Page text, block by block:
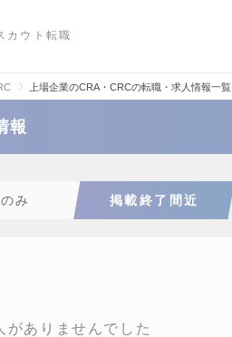
カウト転職
上場企業のCRA・CRCの転職・求人情報一覧
報
み 掲載終了間近
がありませんでした